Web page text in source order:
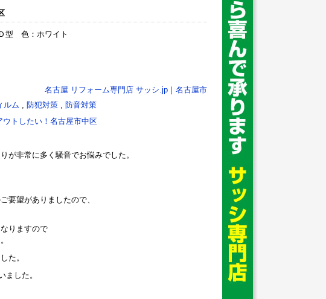
型 色：ホワイト
名古屋 リフォーム専門店 サッシ.jp｜名古屋市
ルム , 防犯対策 , 防音対策
ウトしたい！名古屋市中区
が非常に多く騒音でお悩みでした。
要望がありましたので、
りますので
た。
ました。